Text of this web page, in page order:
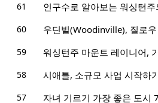
61
인구수로 알아보는 워싱턴
60
우딘빌(Woodinville), 질로
59
워싱턴주 마운트 레이니어,
58
시애틀, 소규모 사업 시작하
57
자녀 기르기 가장 좋은 도시